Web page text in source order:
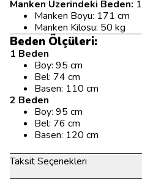
Manken Üzerindeki Beden: 1
Manken Boyu: 171 cm
Manken Kilosu: 50 kg
Beden Ölçüleri:
1 Beden
Boy: 95 cm
Bel: 74 cm
Basen: 110 cm
2 Beden
Boy: 95 cm
Bel: 76 cm
Basen: 120 cm
Taksit Seçenekleri